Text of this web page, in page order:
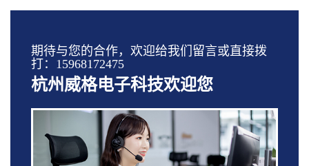
期待与您的合作，欢迎给我们留言或直接拨
打：15968172475
杭州威格电子科技欢迎您